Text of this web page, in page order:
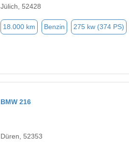
Jülich, 52428
18.000 km Benzin 275 kw (374 PS)
BMW 216
Düren, 52353